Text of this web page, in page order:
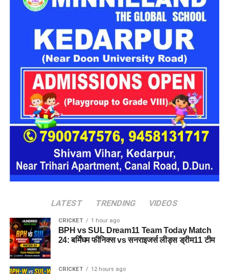
भाग लेने वाली प्रमुख कंपनियां
(Participating Companies)
रोजगार मेलेमें देश एवं प्रदेश की कई नामी कंपनियां अभ्यर्थियों का
साक्षात्कार लेने आ रही हैं, जिनमें प्रमुख हैं:
एक्सिस बैंक (Axis Bank)
बारबेक्यू नेशन (Barbeque Nation)
डिक्सॉन (Dixon Technologies)
उत्कर्ष स्मॉल फाइनेंस बैंक (Utkarsh Small Finance Bank)
सीएएमपी-108 (CAMP-108)
एनआईटीटी लिमिटेड (NIIT Limited)
मोचिको (Mochiko Shoes)
टीआई मेडिकोज (TI Medicos)
आईजोन (iZone)
LATEST TRENDING VIDEOS
CRICKET 1 hour ago
BPH vs SUL Dream11 Team Today Match
24: बर्मिंघम फीनिक्स vs सनराइजर्स लीड्स ड्रीम11 टीम
CRICKET 12 hours ago